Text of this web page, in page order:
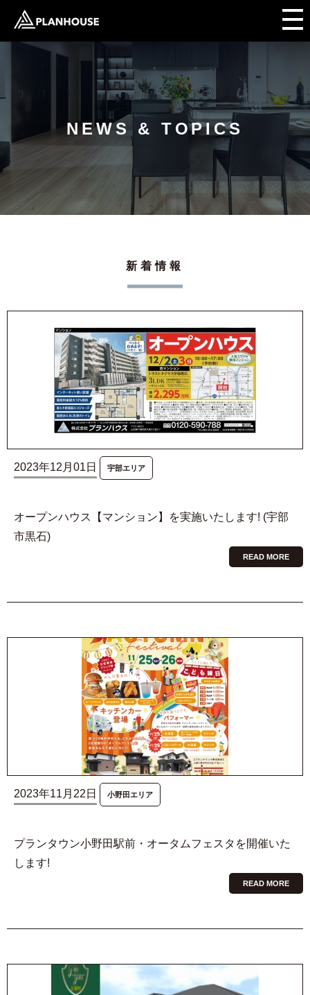
NEWS & TOPICS
新着情報
2023年12月01日 宇部エリア
オープンハウス【マンション】を実施いたします! (宇部
市黒石)
READ MORE
2023年11月22日 小野田エリア
プランタウン小野田駅前・オータムフェスタを開催いた
します!
READ MORE